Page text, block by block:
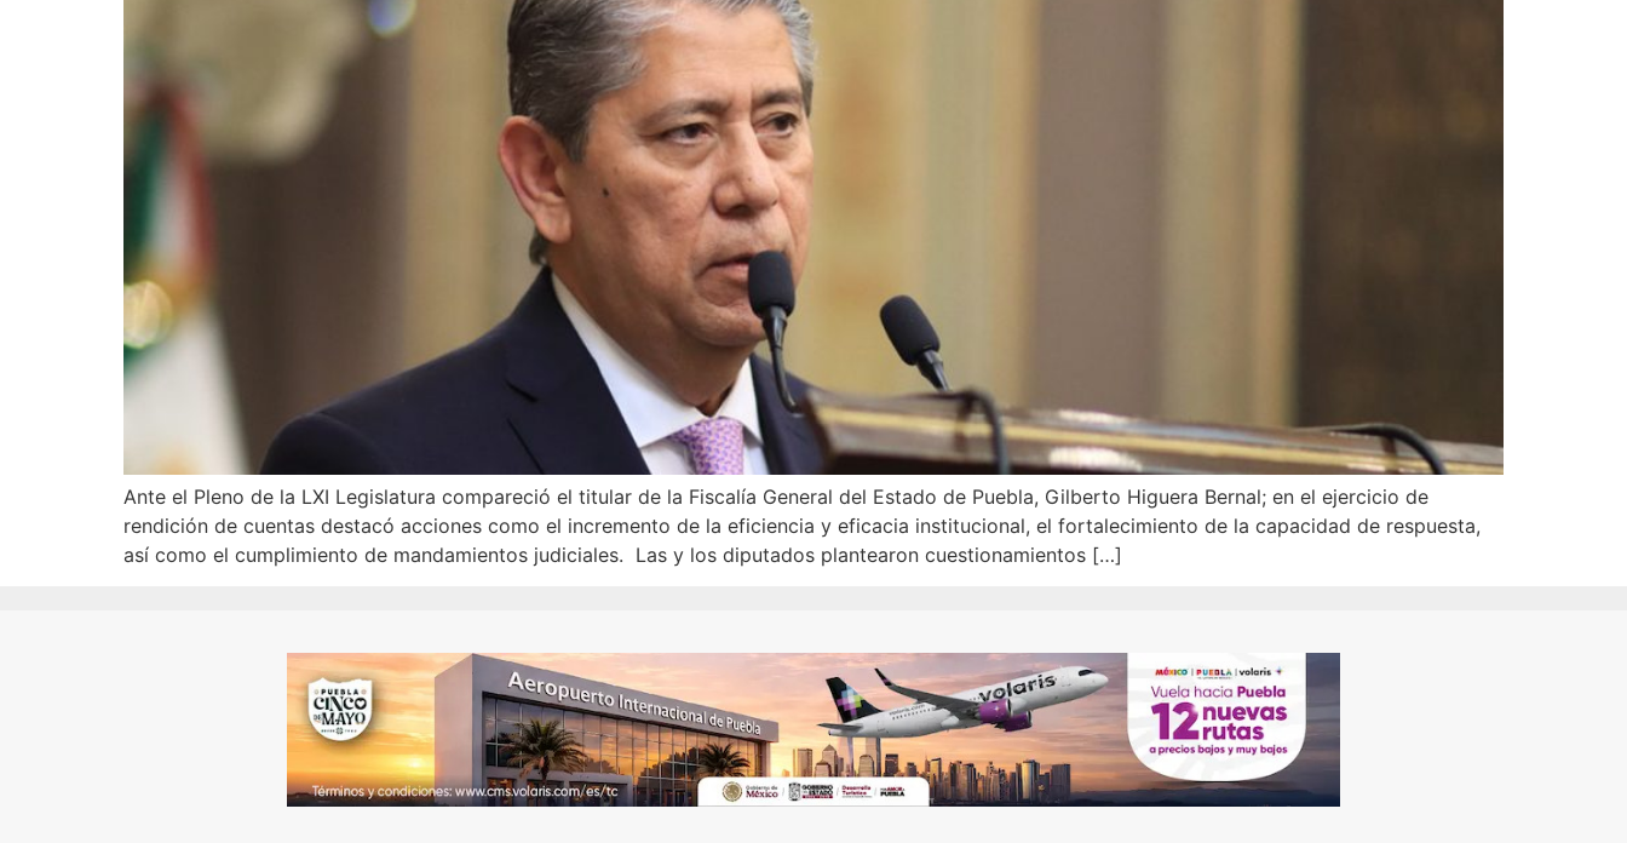
Ante el Pleno de la LXI Legislatura compareció el titular de la Fiscalía General del Estado de Puebla, Gilberto Higuera Bernal; en el ejercicio de
rendición de cuentas destacó acciones como el incremento de la eficiencia y eficacia institucional, el fortalecimiento de la capacidad de respuesta,
así como el cumplimiento de mandamientos judiciales. Las y los diputados plantearon cuestionamientos […]